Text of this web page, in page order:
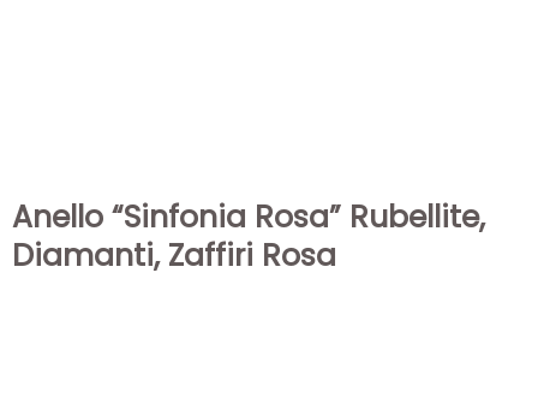
Anello “Sinfonia Rosa” Rubellite,
Diamanti, Zaffiri Rosa